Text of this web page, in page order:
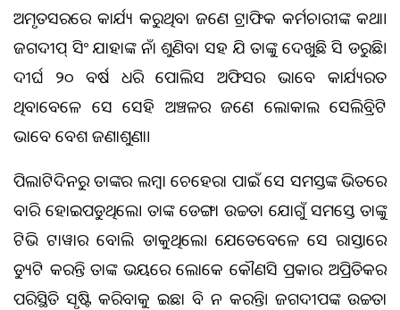
ଅମୃତସରରେ କାର୍ଯ୍ୟ କରୁଥିବା ଜଣେ ଟ୍ରାଫିକ କର୍ମଚାରୀଙ୍କ କଥା।
ଜଗଦୀପ୍ ସିଂ ଯାହାଙ୍କ ନାଁ ଶୁଣିବା ସହ ଯିଏ ତାଙ୍କୁ ଦେଖୁଛି ସିଏ ଡରୁଛି।
ଦୀର୍ଘ ୨୦ ବର୍ଷ ଧରି ପୋଲିସ ଅଫିସର ଭାବେ କାର୍ଯ୍ୟରତ
ଥିବାବେଳେ ସେ ସେହି ଅଞ୍ଚଳର ଜଣେ ଲୋକାଲ ସେଲିବ୍ରିଟି
ଭାବେ ବେଶ ଜଣାଶୁଣା।
ପିଲାଟିଦିନରୁ ତାଙ୍କର ଲମ୍ୱା ଚେହେରା ପାଇଁ ସେ ସମସ୍ତଙ୍କ ଭିତରେ
ବାରି ହୋଇପଡୁଥିଲେ। ତାଙ୍କ ଡେଙ୍ଗା ଉଚ୍ଚତା ଯୋଗୁଁ ସମସ୍ତେ ତାଙ୍କୁ
ଟିଭି ଟାୱାର ବୋଲି ଡାକୁଥିଲେ। ଯେତେବେଳେ ସେ ରାସ୍ତାରେ
ଡ୍ୟୁଟି କରନ୍ତି ତାଙ୍କ ଭୟରେ ଲୋକେ କୌଣସି ପ୍ରକାର ଅପ୍ରିତିକର
ପରିସ୍ଥିତି ସୃଷ୍ଟି କରିବାକୁ ଇଛା ବି ନ କରନ୍ତି। ଜଗଦୀପଙ୍କ ଉଚ୍ଚତା